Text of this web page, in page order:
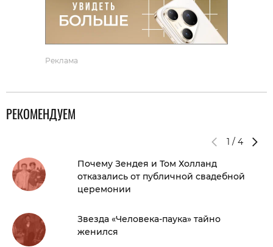
Реклама
РЕКОМЕНДУЕМ
1 / 4
Почему Зендея и Том Холланд
отказались от публичной свадебной
церемонии
Звезда «Человека-паука» тайно
женился